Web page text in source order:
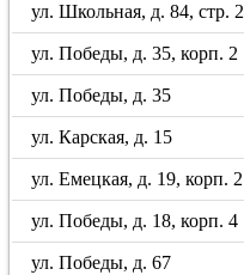
ул. Школьная, д. 84, стр. 2
ул. Победы, д. 35, корп. 2
ул. Победы, д. 35
ул. Карская, д. 15
ул. Емецкая, д. 19, корп. 2
ул. Победы, д. 18, корп. 4
ул. Победы, д. 67